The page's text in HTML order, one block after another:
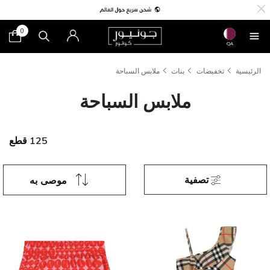
QA
0
الرئيسية تخفيضات بنات ملابس السباحة
ملابس السباحة
125 قطع
موصى به تصفية